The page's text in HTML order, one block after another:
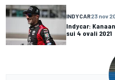
INDYCAR23 nov
Indycar:
sui 4 ovali 2021